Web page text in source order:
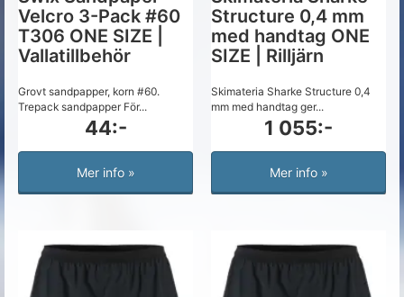
Velcro 3-Pack #60
T306 ONE SIZE |
Vallatillbehör
Grovt sandpapper, korn #60.
Trepack sandpapper För...
44:-
Mer info »
Structure 0,4 mm
med handtag ONE
SIZE | Rilljärn
Skimateria Sharke Structure 0,4
mm med handtag ger...
1 055:-
Mer info »